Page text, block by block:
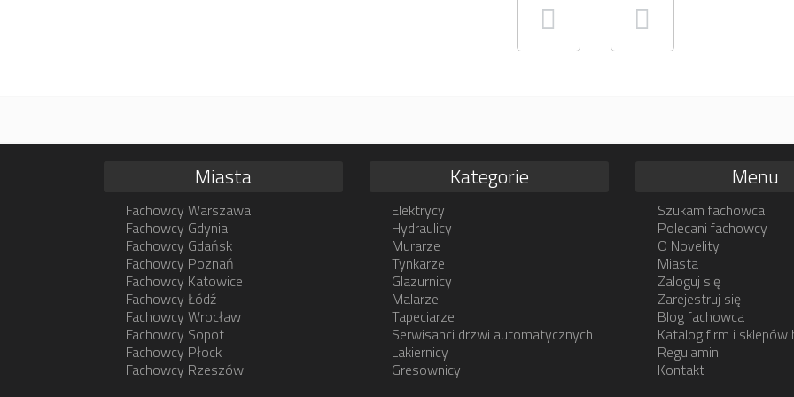
Miasta
Fachowcy Warszawa
Fachowcy Gdynia
Fachowcy Gdańsk
Fachowcy Poznań
Fachowcy Katowice
Fachowcy Łódź
Fachowcy Wrocław
Fachowcy Sopot
Fachowcy Płock
Fachowcy Rzeszów
Kategorie
Elektrycy
Hydraulicy
Murarze
Tynkarze
Glazurnicy
Malarze
Tapeciarze
Serwisanci drzwi automatycznych
Lakiernicy
Gresownicy
Menu
Szukam fachowca
Polecani fachowcy
O Novelity
Miasta
Zaloguj się
Zarejestruj się
Blog fachowca
Katalog firm i sklepów
Regulamin
Kontakt